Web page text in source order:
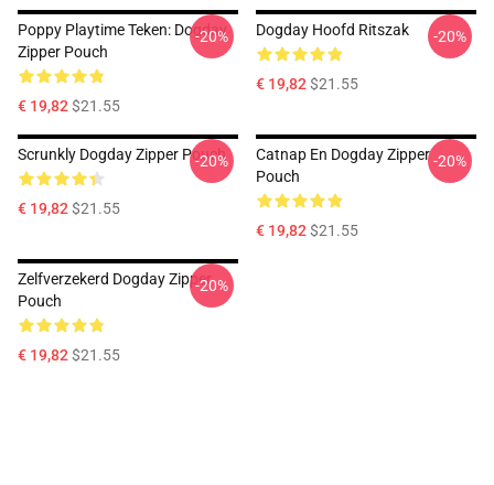
Poppy Playtime Teken: Dogday
Zipper Pouch
€ 19,82$21.55
-20% Dogday Hoofd Ritszak
€ 19,82$21.55
-20%
Scrunkly Dogday Zipper Pouch
€ 19,82$21.55
-20%
Catnap En Dogday Zipper
Pouch
€ 19,82$21.55
-20%
Zelfverzekerd Dogday Zipper
Pouch
€ 19,82$21.55
-20%